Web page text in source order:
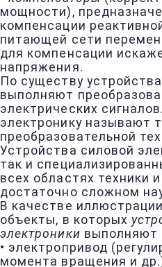
мощности),
компенсации
питающей сети
для компенсации
напряжения.
По существу
выполняют
электрических
электронику называют
преобразовательной
Устройства силовой
так и
всех областях техники
достаточно сложном
В качестве
объекты, в которых
электроники выполняют
• электропривод
момента вращения и